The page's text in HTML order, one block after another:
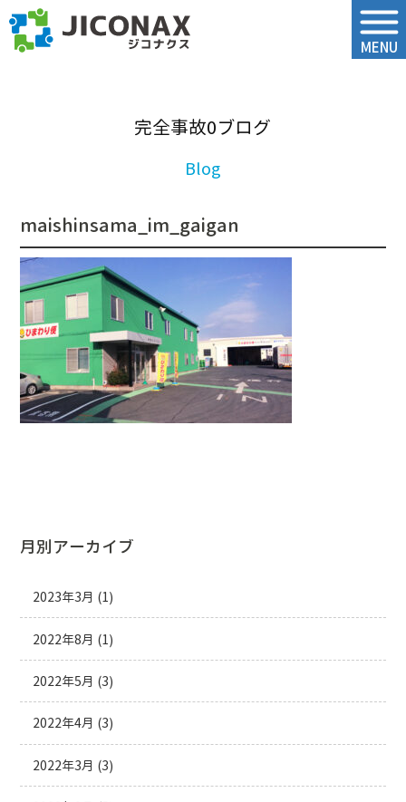
MENU
完全事故0ブログ
maishinsama_im_gaigan
月別アーカイブ
2023年3月 (1)
2022年8月 (1)
2022年5月 (3)
2022年4月 (3)
2022年3月 (3)